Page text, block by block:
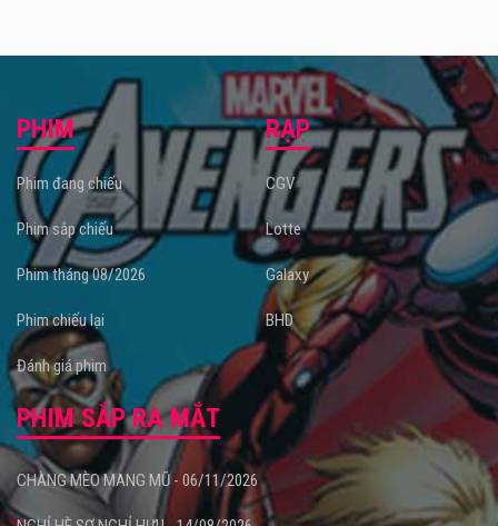
PHIM
Phim đang chiếu
Phim sắp chiếu
Phim tháng 08/2026
Phim chiếu lại
Đánh giá phim
RẠP
CGV
Lotte
Galaxy
BHD
PHIM SẮP RA MẮT
CHÀNG MÈO MANG MŨ - 06/11/2026